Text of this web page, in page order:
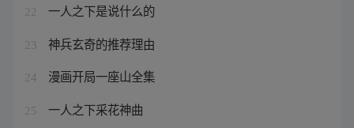
22 一人之下是说什么的
23 神兵玄奇的推荐理由
24 漫画开局一座山全集
25 一人之下采花神曲